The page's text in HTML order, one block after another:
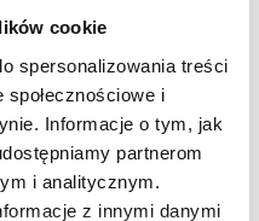
cookie
spersonalizowania treści
i
Informacje o tym, jak
partnerom
i analitycznym.
z innymi danymi
publiczna